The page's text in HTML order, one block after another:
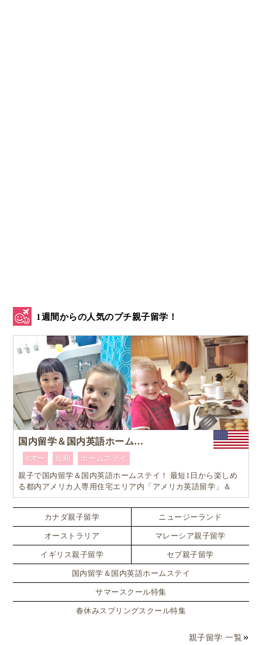
1週間からの人気のプチ親子留学！
国内留学＆国内英語ホームステイ
0才〜 短期
ホームステイ
親子で国内留学＆国内英語ホームステイ！ 最短1日から楽しめ
る都内アメリカ人専用住宅エリア内「アメリカ英語留学」＆
「ホームステイ体験」プログラム！
カナダ親子留学 ニュージーランド
オーストラリア マレーシア親子留学
イギリス親子留学 セブ親子留学
国内留学＆国内英語ホームステイ
サマースクール特集
春休みスプリングスクール特集
親子留学 一覧